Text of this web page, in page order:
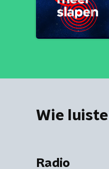
Wie
Radio